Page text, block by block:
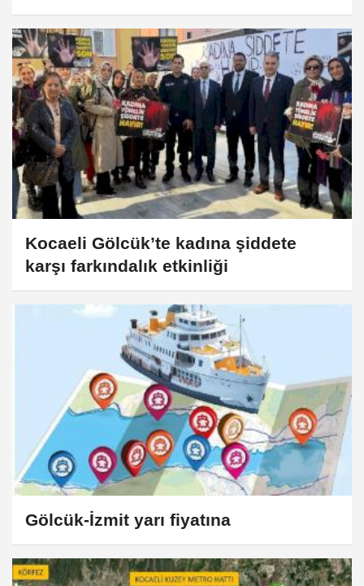
Kocaeli Gölcük’te kadına şiddete
karşı farkındalık etkinliği
Gölcük-İzmit yarı fiyatına